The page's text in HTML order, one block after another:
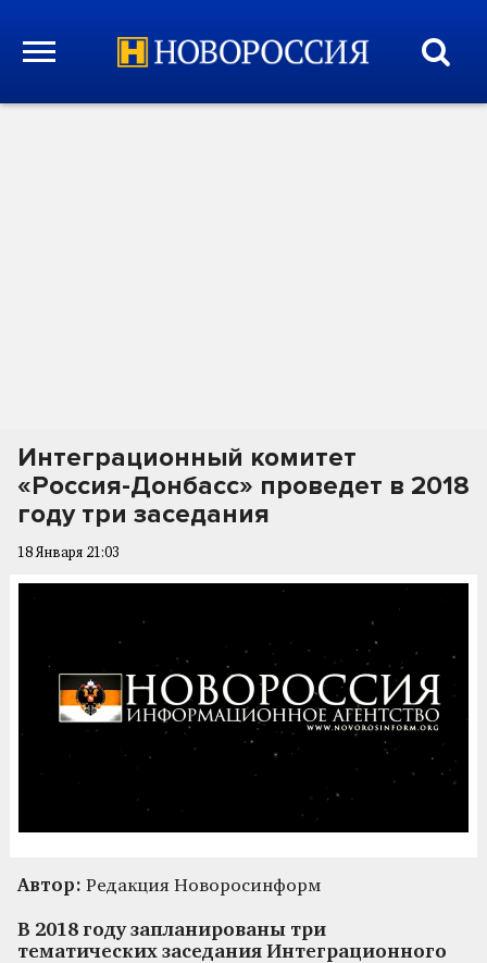
Интеграционный комитет
«Россия-Донбасс» проведет в 2018
году три заседания
18 Января 21:03
Автор: Редакция Новоросинформ
В 2018 году запланированы три
тематических заседания Интеграционного